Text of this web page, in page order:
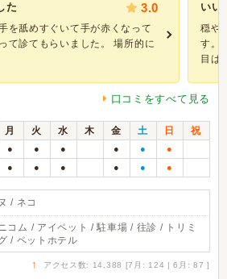
た 3.0
を舐めすぐいて手が赤くなって
て診てもらいました。 場所的に
いい
穏や
す。
目は
口コミをすべて見る
月 火 水 木 金 土 日
祝
● ● ● ● ● ●
● ● ● ● ● ●
/ ネコ
コム / アイペット / 駐車場 / 往診 / トリミ
/ ペットホテル
↑ アクセス数: 14,388 [7月: 124 | 6月: 87 ]